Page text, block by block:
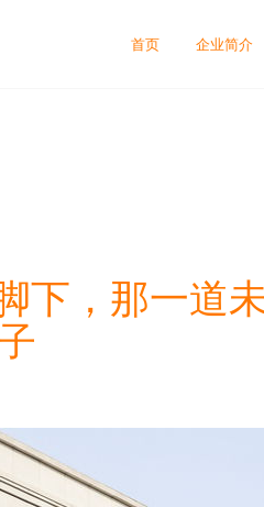
首页 企业简介
下，那一道